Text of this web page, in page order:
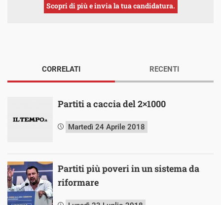
Scopri di più e invia la tua candidatura.
CORRELATI
Partiti a caccia del 2×1000
Martedì 24 Aprile 2018
Partiti più poveri in un sistema da
riformare
RECENTI